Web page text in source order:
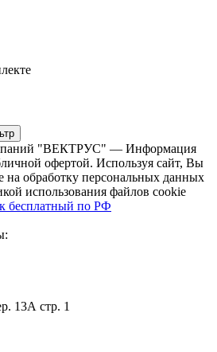
"ВЕКТРУС" — Информация
офертой. Используя сайт, Вы
на обработку персональных данных
использования файлов cookie
бесплатный по РФ
13А стр. 1